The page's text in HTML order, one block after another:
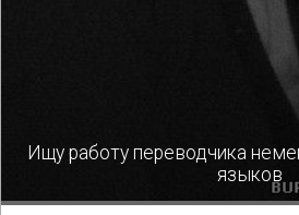
Ищу работу переводчика
языков